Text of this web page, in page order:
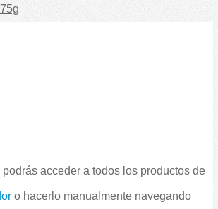
75g
acceder a todos los productos de
o hacerlo manualmente navegando